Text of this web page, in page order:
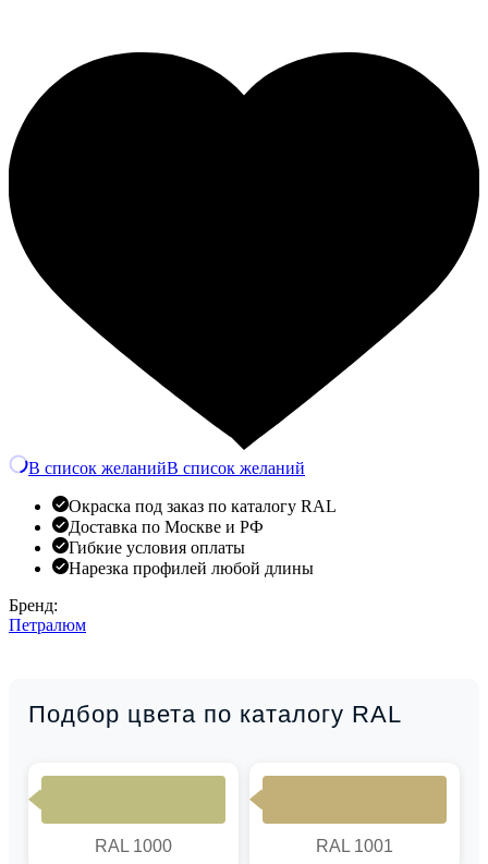
В список желанийВ список желаний
Окраска под заказ по каталогу RAL
Доставка по Москве и РФ
Гибкие условия оплаты
Нарезка профилей любой длины
Бренд:
Петралюм
Подбор цвета по каталогу RAL
RAL 1000 RAL 1001